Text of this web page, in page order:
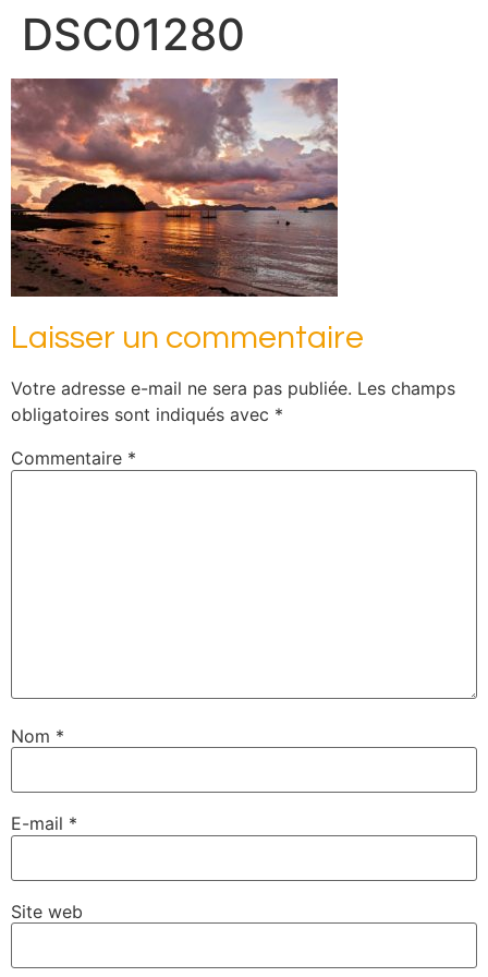
DSC01280
Laisser un commentaire
Votre adresse e-mail ne sera pas publiée. Les champs
obligatoires sont indiqués avec *
Commentaire *
Nom *
E-mail *
Site web